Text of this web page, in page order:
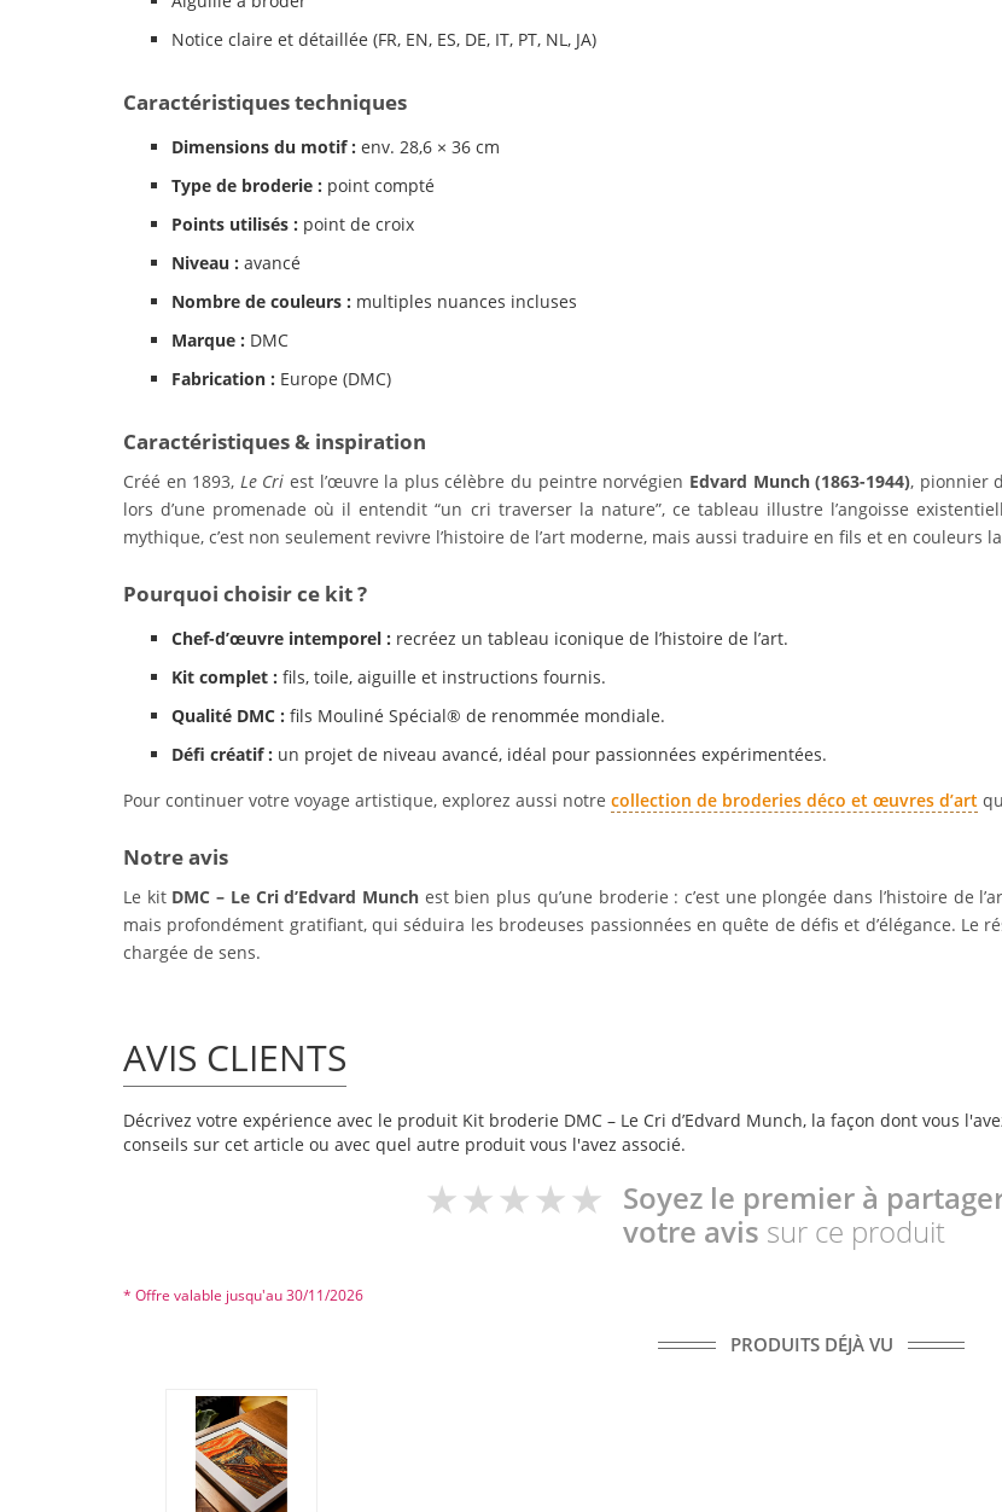
Notice claire et détaillée (FR, EN, ES, DE, IT, PT, NL, JA)
Caractéristiques techniques
Dimensions du motif : env. 28,6 × 36 cm
Type de broderie : point compté
Points utilisés : point de croix
Niveau : avancé
Nombre de couleurs : multiples nuances incluses
Marque : DMC
Fabrication : Europe (DMC)
Caractéristiques & inspiration
Créé en 1893, Le Cri est l’œuvre la plus célèbre du peintre norvégien Edvard Munch (1863-1944), pionnier
lors d’une promenade où il entendit “un cri traverser la nature”, ce tableau illustre l’angoisse
mythique, c’est non seulement revivre l’histoire de l’art moderne, mais aussi traduire en fils et en couleurs
Pourquoi choisir ce kit ?
Chef-d’œuvre intemporel : recréez un tableau iconique de l’histoire de l’art.
Kit complet : fils, toile, aiguille et instructions fournis.
Qualité DMC : fils Mouliné Spécial® de renommée mondiale.
Défi créatif : un projet de niveau avancé, idéal pour passionnées expérimentées.
Pour continuer votre voyage artistique, explorez aussi notre collection de broderies déco et œuvres d’art
Notre avis
Le kit DMC – Le Cri d’Edvard Munch est bien plus qu’une broderie : c’est une plongée dans l’histoire de
mais profondément gratifiant, qui séduira les brodeuses passionnées en quête de défis et d’élégance. Le
chargée de sens.
AVIS CLIENTS
Décrivez votre expérience avec le produit Kit broderie DMC – Le Cri d’Edvard Munch, la façon dont vous
conseils sur cet article ou avec quel autre produit vous l'avez associé.
Soyez le premier à
votre avis sur ce produit
* Offre valable jusqu'au 30/11/2026
PRODUITS DÉJÀ VU